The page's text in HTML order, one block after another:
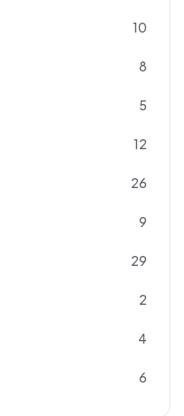
10
8
5
12
26
9
29
2
4
6